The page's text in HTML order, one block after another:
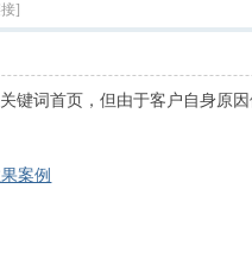
]
键词首页，但由于客户自身原因
案例